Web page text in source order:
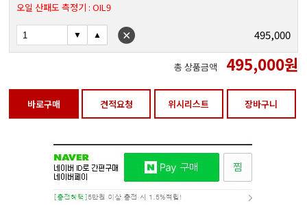
미경/확대경
도계/물리/물성측정기
오일 산패도 측정기 : OIL9
495,000
총 상품금액 495,000원
바로구매 견적요청 위시리스트 장바구니